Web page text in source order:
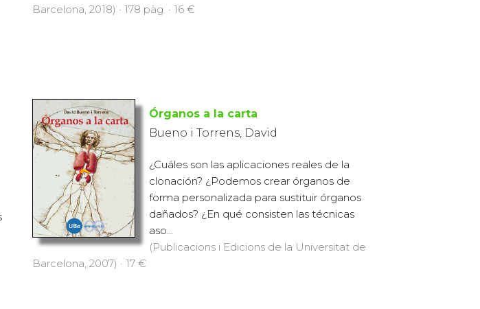
Barcelona, 2018) · 178 pàg. · 16 €
Órganos a la carta
Bueno i Torrens, David
¿Cuáles son las aplicaciones reales de la
clonación? ¿Podemos crear órganos de
forma personalizada para sustituir órganos
dañados? ¿En qué consisten las técnicas
aso...
(Publicacions i Edicions de la Universitat de
Barcelona, 2007) · 17 €